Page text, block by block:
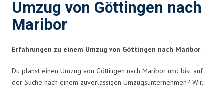
Umzug von Göttingen nach
Maribor
Erfahrungen zu einem Umzug von Göttingen nach Maribor
Du planst einen Umzug von Göttingen nach Maribor und bist auf
der Suche nach einem zuverlässigen Umzugsunternehmen? Wir,